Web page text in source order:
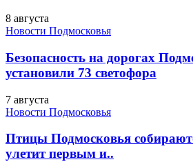
8 августа
Новости Подмосковья
Безопасность на дорогах
установили 73 светофора
7 августа
Новости Подмосковья
Птицы Подмосковья
улетит первым и..